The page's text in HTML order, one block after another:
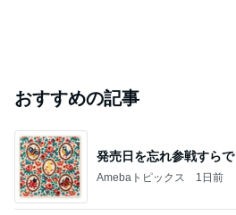
おすすめの記事
発売日を忘れ参戦すら
Amebaトピックス 1日前